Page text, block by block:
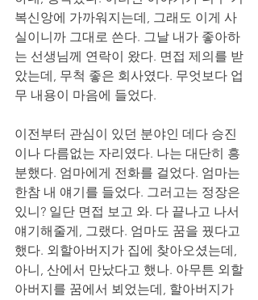
복신앙에 가까워지는데, 그래도 이게 사
실이니까 그대로 쓴다. 그날 내가 좋아하
는 선생님께 연락이 왔다. 면접 제의를 받
았는데, 무척 좋은 회사였다. 무엇보다 업
무 내용이 마음에 들었다.
이전부터 관심이 있던 분야인 데다 승진
이나 다름없는 자리였다. 나는 대단히 흥
분했다. 엄마에게 전화를 걸었다. 엄마는
한참 내 얘기를 들었다. 그러고는 정장은
있니? 일단 면접 보고 와. 다 끝나고 나서
얘기해줄게, 그랬다. 엄마도 꿈을 꿨다고
했다. 외할아버지가 집에 찾아오셨는데,
아니, 산에서 만났다고 했나. 아무튼 외할
아버지를 꿈에서 뵈었는데, 할아버지가